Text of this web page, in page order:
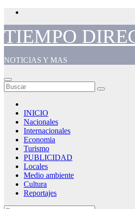
Saltar
contenido
TIEMPO
NOTICIAS Y MAS
INICIO
Nacionales
Internacionales
Economia
Turismo
PUBLICIDAD
Locales
Medio ambiente
Cultura
Reportajes